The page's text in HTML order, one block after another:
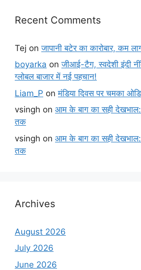
Recent Comments
Tej onजापानी बटेर का कारोबार, कम
boyarka onजीआई-टैग, स्वदेशी इंदी
ग्लोबल बाजार में नई पहचान!
Liam_P onमंडिया दिवस पर चमका
vsingh on आम के बाग का सही
तक
vsingh on आम के बाग का सही
तक
Archives
August 2026
July 2026
June 2026